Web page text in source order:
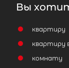
Вы
квартиру
квартиру
комнату